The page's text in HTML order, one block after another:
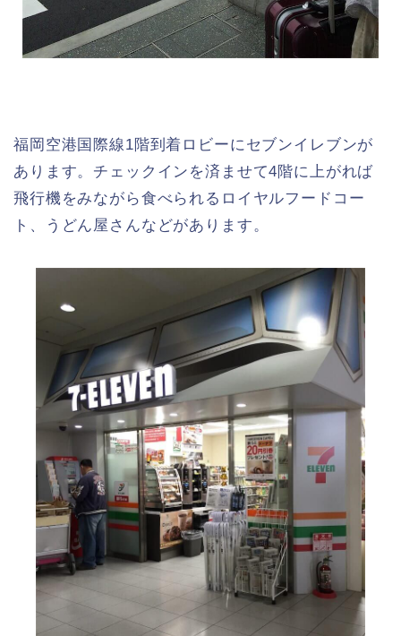
福岡空港国際線1階到着ロビーにセブンイレブンが
あります。チェックインを済ませて4階に上がれば
飛行機をみながら食べられるロイヤルフードコー
ト、うどん屋さんなどがあります。